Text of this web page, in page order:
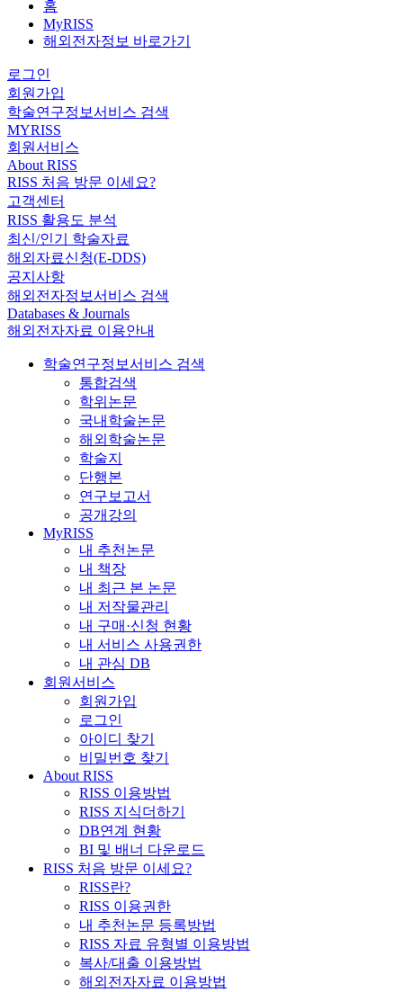
홈
MyRISS
해외전자정보 바로가기
로그인
회원가입
학술연구정보서비스 검색
MYRISS
회원서비스
About RISS
RISS 처음 방문 이세요?
고객센터
RISS 활용도 분석
최신/인기 학술자료
해외자료신청(E-DDS)
공지사항
해외전자정보서비스 검색
Databases & Journals
해외전자자료 이용안내
학술연구정보서비스 검색
통합검색
학위논문
국내학술논문
해외학술논문
학술지
단행본
연구보고서
공개강의
MyRISS
내 추천논문
내 책장
내 최근 본 논문
내 저작물관리
내 구매·신청 현황
내 서비스 사용권한
내 관심 DB
회원서비스
회원가입
로그인
아이디 찾기
비밀번호 찾기
About RISS
RISS 이용방법
RISS 지식더하기
DB연계 현황
BI 및 배너 다운로드
RISS 처음 방문 이세요?
RISS란?
RISS 이용권한
내 추천논문 등록방법
RISS 자료 유형별 이용방법
복사/대출 이용방법
해외전자자료 이용방법